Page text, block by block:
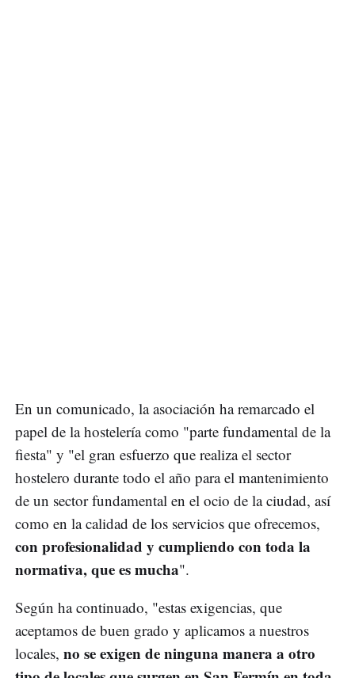
En un comunicado, la asociación ha remarcado el
papel de la hostelería como "parte fundamental de la
fiesta" y "el gran esfuerzo que realiza el sector
hostelero durante todo el año para el mantenimiento
de un sector fundamental en el ocio de la ciudad, así
como en la calidad de los servicios que ofrecemos,
con profesionalidad y cumpliendo con toda la
normativa, que es mucha".
Según ha continuado, "estas exigencias, que
aceptamos de buen grado y aplicamos a nuestros
locales, no se exigen de ninguna manera a otro